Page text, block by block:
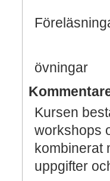
övningar
Kursen
workshops
kombinerat
uppgifter